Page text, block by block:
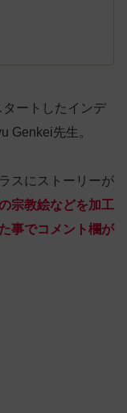
ートしたインデ
Genkei先生。
スにストーリーが
宗教絵などを加工
事でコメント欄が